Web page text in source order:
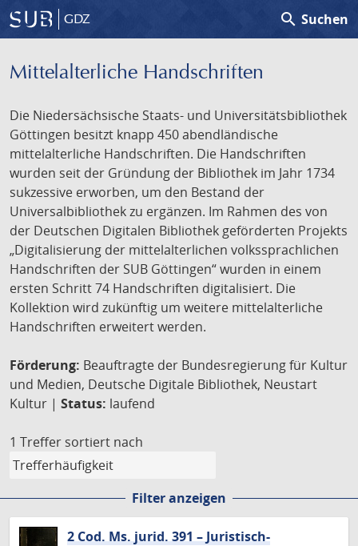
GDZ search Suchen
Mittelalterliche Handschriften
Die Niedersächsische Staats- und Universitätsbibliothek
Göttingen besitzt knapp 450 abendländische
mittelalterliche Handschriften. Die Handschriften
wurden seit der Gründung der Bibliothek im Jahr 1734
sukzessive erworben, um den Bestand der
Universalbibliothek zu ergänzen. Im Rahmen des von
der Deutschen Digitalen Bibliothek geförderten Projekts
„Digitalisierung der mittelalterlichen volkssprachlichen
Handschriften der SUB Göttingen“ wurden in einem
ersten Schritt 74 Handschriften digitalisiert. Die
Kollektion wird zukünftig um weitere mittelalterliche
Handschriften erweitert werden.
Förderung: Beauftragte der Bundesregierung für Kultur
und Medien, Deutsche Digitale Bibliothek, Neustart
Kultur | Status: laufend
1 Treffer sortiert nach
Filter anzeigen
2 Cod. Ms. jurid. 391 – Juristisch-